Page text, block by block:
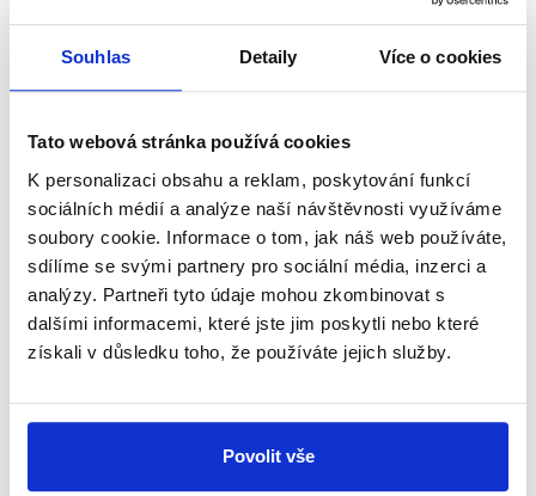
Souhlas Detaily Více o cookies
Tato webová stránka používá cookies
K personalizaci obsahu a reklam, poskytování funkcí
sociálních médií a analýze naší návštěvnosti využíváme
soubory cookie. Informace o tom, jak náš web používáte,
sdílíme se svými partnery pro sociální média, inzerci a
analýzy. Partneři tyto údaje mohou zkombinovat s
dalšími informacemi, které jste jim poskytli nebo které
získali v důsledku toho, že používáte jejich služby.
Povolit vše
na žádost 57 poslanců, jedním z nich byl i Patrik
Patrik
Nacher
Jsem byl osočen některými těmi
aktivisty, kteří si dokonce zaplatili
inzeráty, že ten můj návrh ve
skutečnosti vlastně není myšlen
vážně, ale že má rozředit tu
podporu v Poslanecké sněmovně.
Události, komentáře,29. dubna 2021
Iniciativa Jsme fér v roce 2019 skutečně zveřejnila